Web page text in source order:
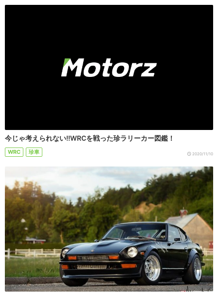
今じゃ考えられない!!WRCを戦った珍ラリーカー図鑑！
WRC 珍車 2020/11/10